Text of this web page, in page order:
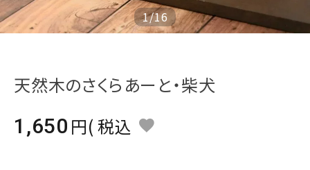
実店舗案内
最新のチラシはこちら
1/16
天然木のさくらあーと・柴犬
1,650
税込